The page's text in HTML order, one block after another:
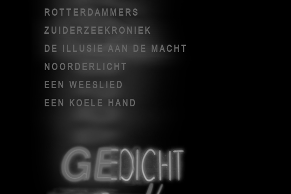
ROTTERDAMMERS
ZUIDERZEEKRONIEK
DE ILLUSIE AAN DE MACHT
NOORDERLICHT
EEN WEESLIED
EEN KOELE HAND